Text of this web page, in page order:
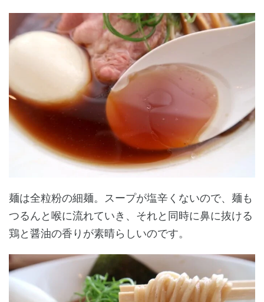
麺は全粒粉の細麺。スープが塩辛くないので、麺も
つるんと喉に流れていき、それと同時に鼻に抜ける
鶏と醤油の香りが素晴らしいのです。